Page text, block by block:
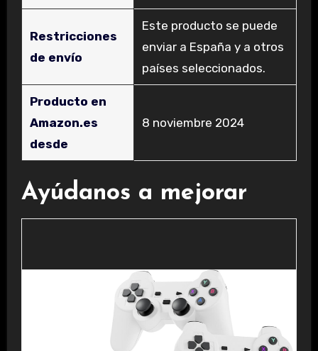
Restricciones
de envío
Este producto se puede
enviar a España y a otros
países seleccionados.
Producto en
Amazon.es
desde
8 noviembre 2024
Ayúdanos a mejorar